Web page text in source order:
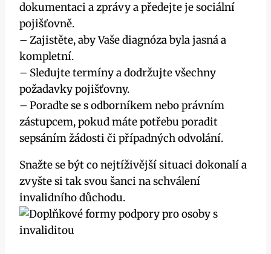
dokumentaci a zprávy a předejte‌ je sociální
‌pojišťovně.
– Zajistěte, aby‍ Vaše diagnóza byla jasná a
kompletní.
– Sledujte termíny a dodržujte všechny
požadavky pojišťovny.
– ⁤Poraďte​ se ‍s odborníkem nebo právním
⁤zástupcem, pokud ‍máte​ potřebu poradit
sepsáním žádosti⁤ či‌ případných odvolání.
Snažte ‍se ‍být co⁣ nejtíživější situaci ‌dokonalí a
zvyšte si tak​ svou šanci na schválení
invalidního důchodu.